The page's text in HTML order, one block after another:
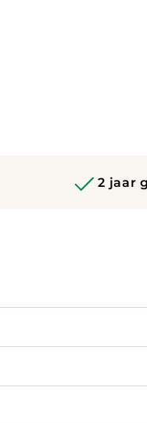
2 jaar